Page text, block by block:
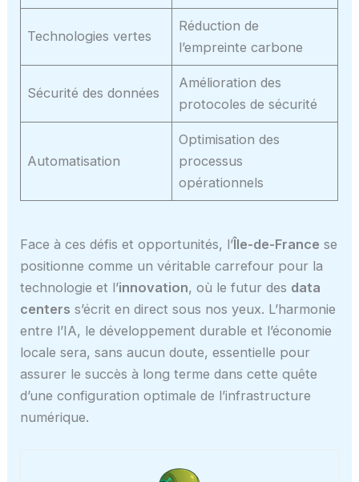
Technologies vertes
Réduction de
l’empreinte carbone
Sécurité des données
Amélioration des
protocoles de sécurité
Automatisation
Optimisation des
processus
opérationnels
Face à ces défis et opportunités, l’Île-de-France se
positionne comme un véritable carrefour pour la
technologie et l’innovation, où le futur des data
centers s’écrit en direct sous nos yeux. L’harmonie
entre l’IA, le développement durable et l’économie
locale sera, sans aucun doute, essentielle pour
assurer le succès à long terme dans cette quête
d’une configuration optimale de l’infrastructure
numérique.